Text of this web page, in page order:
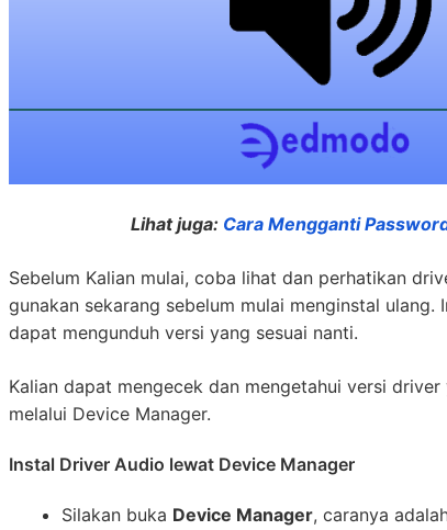
Lihat juga: Cara Mengganti
Sebelum Kalian mulai, coba lihat dan perhatikan
gunakan sekarang sebelum mulai menginstal ulang.
dapat mengunduh versi yang sesuai nanti.
Kalian dapat mengecek dan mengetahui versi driver
melalui Device Manager.
Instal Driver Audio lewat Device Manager
Silakan buka Device Manager, caranya